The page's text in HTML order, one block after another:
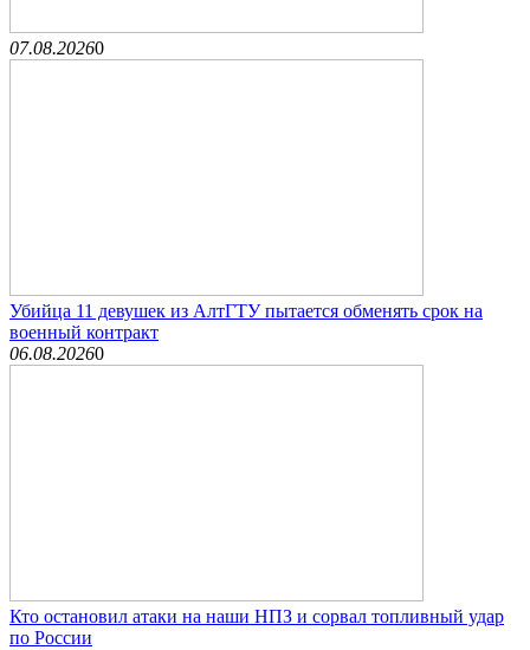
07.08.20260
Убийца 11 девушек из АлтГТУ пытается обменять срок на
военный контракт
06.08.20260
Кто остановил атаки на наши НПЗ и сорвал топливный удар
по России